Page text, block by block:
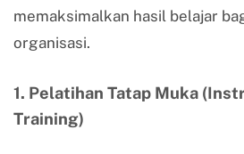
memaksimalkan hasil belajar
organisasi.
1. Pelatihan Tatap Muka
Training)